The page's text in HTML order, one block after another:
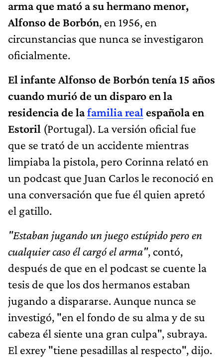
arma que mató a su hermano menor,
Alfonso de Borbón, en 1956, en
circunstancias que nunca se investigaron
oficialmente.
El infante Alfonso de Borbón tenía 15 años
cuando murió de un disparo en la
residencia de lafamilia real española en
Estoril (Portugal). La versión oficial fue
que se trató de un accidente mientras
limpiaba la pistola, pero Corinna relató en
un podcast que Juan Carlos le reconoció en
una conversación que fue él quien apretó
el gatillo.
"Estaban jugando un juego estúpido pero en
cualquier caso él cargó el arma", contó,
después de que en el podcast se cuente la
tesis de que los dos hermanos estaban
jugando a dispararse. Aunque nunca se
investigó, "en el fondo de su alma y de su
cabeza él siente una gran culpa", subraya.
El exrey "tiene pesadillas al respecto", dijo.